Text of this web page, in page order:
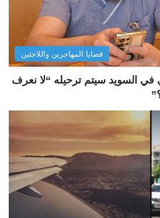
قضايا المهاجرين واللاجئين
السويد سيتم ترحيله “لا نعرف